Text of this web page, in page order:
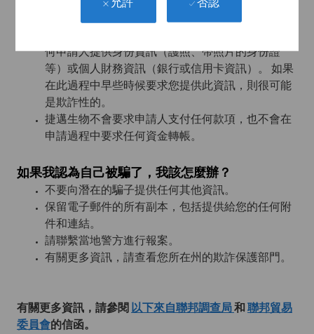
允許 否認
可能是欺詐性的。 此外，任何未經請求和/或不涉
及面試過程的工作機會都可能是欺詐性的。
何申請人提供身份資訊（護照、帶照片的身份證
等）或個人財務資訊（銀行或信用卡資訊）。 如果
在此過程中早些時候要求您提供此資訊，則很可能
是欺詐性的。
捷邁生物不會要求申請人支付任何款項，也不會在
申請過程中要求任何資金轉帳。
如果我認為自己被騙了，我該怎麼辦？
不要向潛在的騙子提供任何其他資訊。
保留電子郵件的所有副本，包括提供給您的任何附
件和連結。
請聯繫當地警方進行報案。
有關更多資訊，請查看您所在州的欺詐保護部門。
有關更多資訊，請參閱以下來自聯邦調查局和 聯邦貿易
委員會的信函。